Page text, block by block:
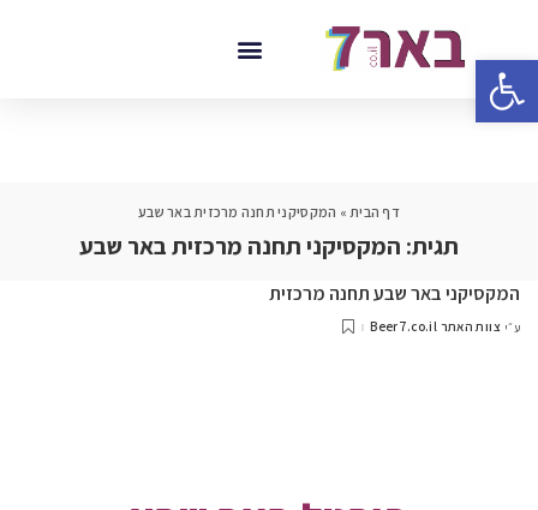
פתח סרגל נגישות
דף הבית» המקסיקני תחנה מרכזית באר שבע
תגית: המקסיקני תחנה מרכזית באר שבע
המקסיקני באר שבע תחנה מרכזית
ע״י צוות האתר Beer7.co.il